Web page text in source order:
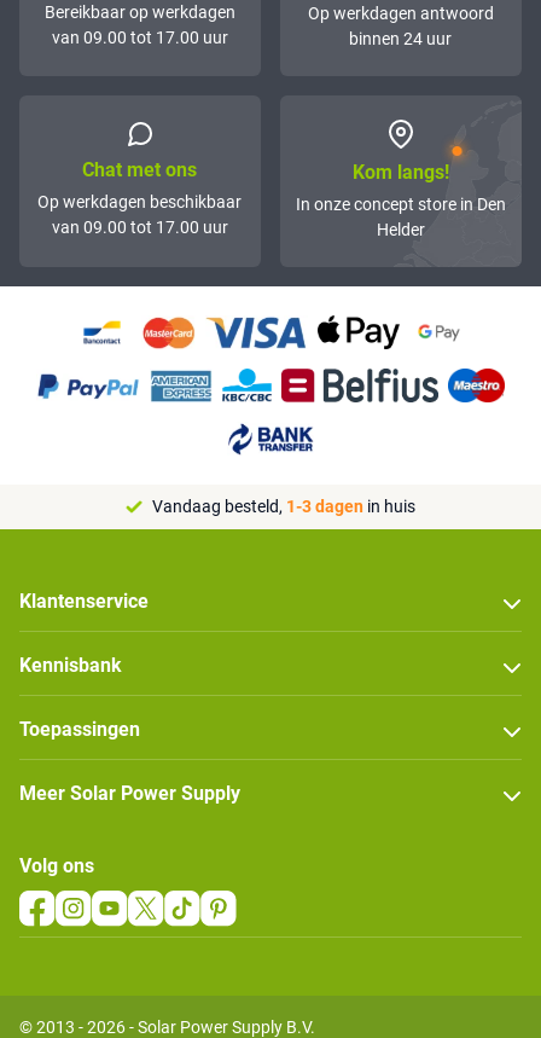
Bereikbaar op werkdagen
van 09.00 tot 17.00 uur
Op werkdagen antwoord
binnen 24 uur
Chat met ons
Op werkdagen beschikbaar
van 09.00 tot 17.00 uur
Kom langs!
In onze concept store in Den
Helder
Vandaag besteld, 1-3 dagen in huis
Klantenservice
Kennisbank
Toepassingen
Meer Solar Power Supply
Volg ons
© 2013 - 2026 - Solar Power Supply B.V.